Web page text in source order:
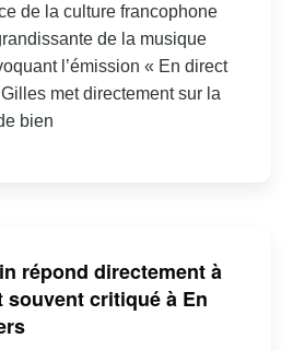
de la culture francophone
de la musique
l’émission « En direct
met directement sur la
bien
répond directement à
critiqué à En